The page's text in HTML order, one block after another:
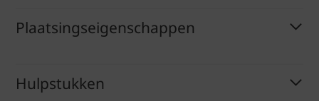
Plaatsingseigenschappen
Hulpstukken